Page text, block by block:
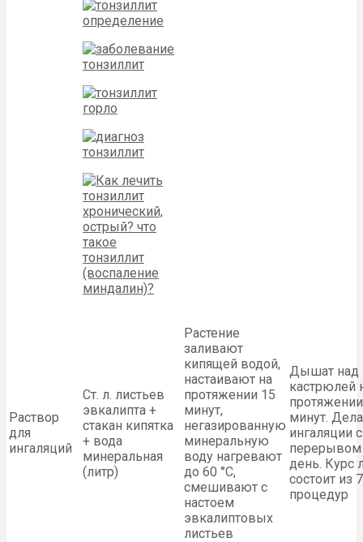
Раствор
для
ингаляций
Ст. л. листьев
эвкалипта +
стакан кипятка
+ вода
минеральная
(литр)
Растение
заливают
кипящей водой,
настаивают на
протяжении 15
минут,
негазированную
минеральную
воду нагревают
до 60 °C,
смешивают с
настоем
эвкалиптовых
листьев
Дышат над
кастрюлей
минут.
ингаляции с
перерывом
день. Курс
состоит из 7
процедур